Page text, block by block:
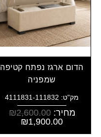
הדום ארגז נפתח קטיפה
שמפניה
מק"ט: 4111831-111832
מחיר: ₪2,600.00
₪1,900.00